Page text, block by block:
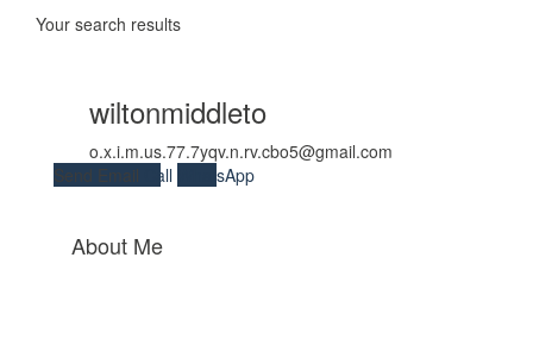
Your search results
wiltonmiddleto
o.x.i.m.us.77.7yqv.n.rv.cbo5@gmail.com
Send Email
Call WhatsApp
About Me